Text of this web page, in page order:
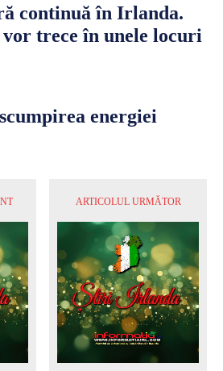
continuă în Irlanda.
trece în unele locuri
energiei
ARTICOLUL URMĂTOR